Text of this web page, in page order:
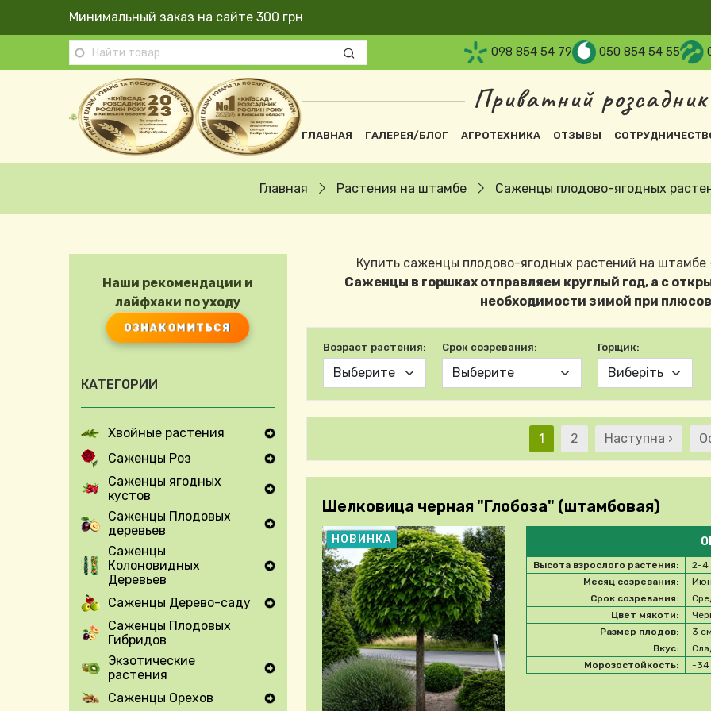
Перейти к основному содержанию
Минимальный заказ на сайте 300 грн
098 854 54 79 050 854 54 55
Приватний
Основна навіґація
ГЛАВНАЯ ГАЛЕРЕЯ/БЛОГ АГРОТЕХНИКА ОТЗЫВЫ
Строка навигации
Главная Растения на штамбе Саженцы плодово-ягодных
Наши рекомендации и
лайфхаки по уходу
ОЗНАКОМИТЬСЯ
КАТЕГОРИИ
Хвойные растения
Expand Secondary Navigation Menu
Саженцы Роз
Expand Secondary Navigation Menu
Саженцы ягодных
кустов
Expand Secondary Navigation Menu
Саженцы Плодовых
деревьев
Expand Secondary Navigation Menu
Саженцы
Колоновидных
Деревьев
Expand Secondary Navigation Menu
Саженцы Дерево-саду
Expand Secondary Navigation Menu
Саженцы Плодовых
Гибридов
Экзотические
растения
Expand Secondary Navigation Menu
Саженцы Орехов
Expand Secondary Navigation Menu
Купить саженцы плодово-ягодных растений на
Саженцы в горшках отправляем круглый год, а с
необходимости зимой при
Возраст растения: Срок созревания: Горщик:
Текущая страница
1 Страница
2 Следующая
Наступна ›
Шелковица черная "Глобоза" (штамбовая)
НОВИНКА
Высота взрослого растения:
2-4
Месяц созревания:
Срок созревания:
Цвет мякоти:
Размер плодов:
3 см
Вкус:
Морозостойкость:
-34